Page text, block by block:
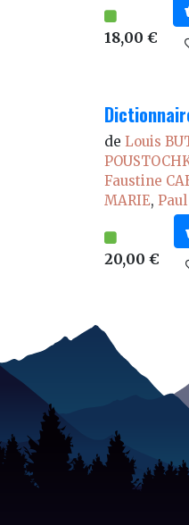
18,00 €
de Louis
Faustine
MARIE,Paul
20,00 €